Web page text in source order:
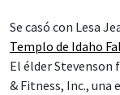
Se casó con Lesa
Templo de Idaho
El élder Stevenson
& Fitness, Inc., una